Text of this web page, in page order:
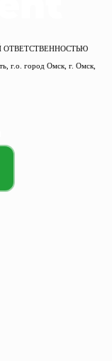
ОТВЕТСТВЕННОСТЬЮ
г.о. город Омск, г. Омск,